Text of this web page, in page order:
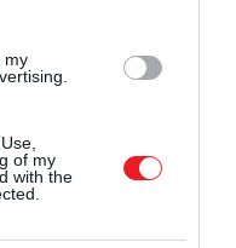
my
of my
with the
alapján
természetes
fordul elő
számít.